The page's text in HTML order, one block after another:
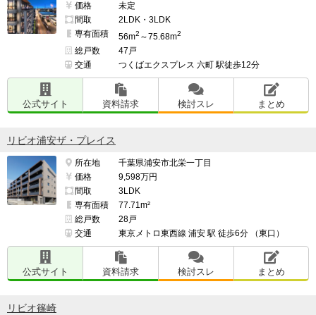
価格
未定
間取
2LDK・3LDK
専有面積
56m2 ～75.68m2
総戸数
47戸
交通
つくばエクスプレス 六町 駅徒歩12分
公式サイト 資料請求 検討スレ まとめ
リビオ浦安ザ・プレイス
所在地
千葉県浦安市北栄一丁目
価格
9,598万円
間取
3LDK
専有面積
77.71m²
総戸数
28戸
交通
東京メトロ東西線 浦安 駅 徒歩6分 （東口）
公式サイト 資料請求 検討スレ まとめ
リビオ篠崎